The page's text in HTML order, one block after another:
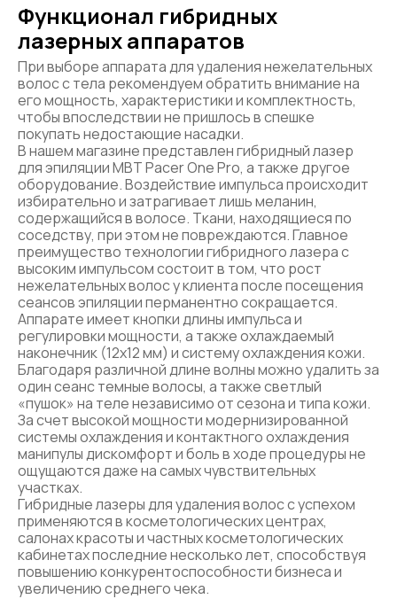
Функционал гибридных
лазерных аппаратов
При выборе аппарата для удаления нежелательных
волос с тела рекомендуем обратить внимание на
его мощность, характеристики и комплектность,
чтобы впоследствии не пришлось в спешке
покупать недостающие насадки.
В нашем магазине представлен гибридный лазер
для эпиляции MBT Pacer One Pro, а также другое
оборудование. Воздействие импульса происходит
избирательно и затрагивает лишь меланин,
содержащийся в волосе. Ткани, находящиеся по
соседству, при этом не повреждаются. Главное
преимущество технологии гибридного лазера с
высоким импульсом состоит в том, что рост
нежелательных волос у клиента после посещения
сеансов эпиляции перманентно сокращается.
Аппарате имеет кнопки длины импульса и
регулировки мощности, а также охлаждаемый
наконечник (12х12 мм) и систему охлаждения кожи.
Благодаря различной длине волны можно удалить за
один сеанс темные волосы, а также светлый
«пушок» на теле независимо от сезона и типа кожи.
За счет высокой мощности модернизированной
системы охлаждения и контактного охлаждения
манипулы дискомфорт и боль в ходе процедуры не
ощущаются даже на самых чувствительных
участках.
Гибридные лазеры для удаления волос с успехом
применяются в косметологических центрах,
салонах красоты и частных косметологических
кабинетах последние несколько лет, способствуя
повышению конкурентоспособности бизнеса и
увеличению среднего чека.